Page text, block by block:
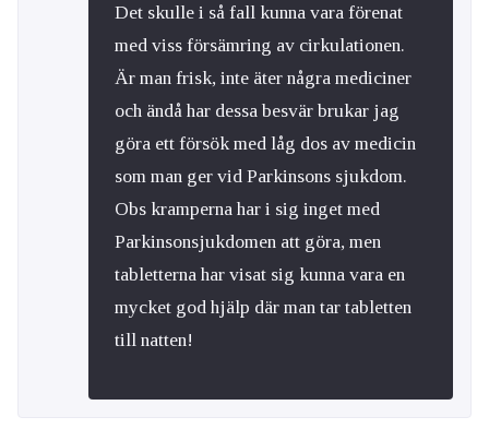
Det skulle i så fall kunna vara förenat
med viss försämring av cirkulationen.
Är man frisk, inte äter några mediciner
och ändå har dessa besvär brukar jag
göra ett försök med låg dos av medicin
som man ger vid Parkinsons sjukdom.
Obs kramperna har i sig inget med
Parkinsonsjukdomen att göra, men
tabletterna har visat sig kunna vara en
mycket god hjälp där man tar tabletten
till natten!